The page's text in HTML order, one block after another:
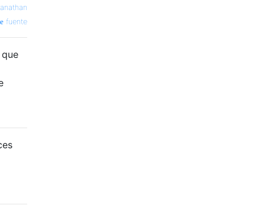
fuente